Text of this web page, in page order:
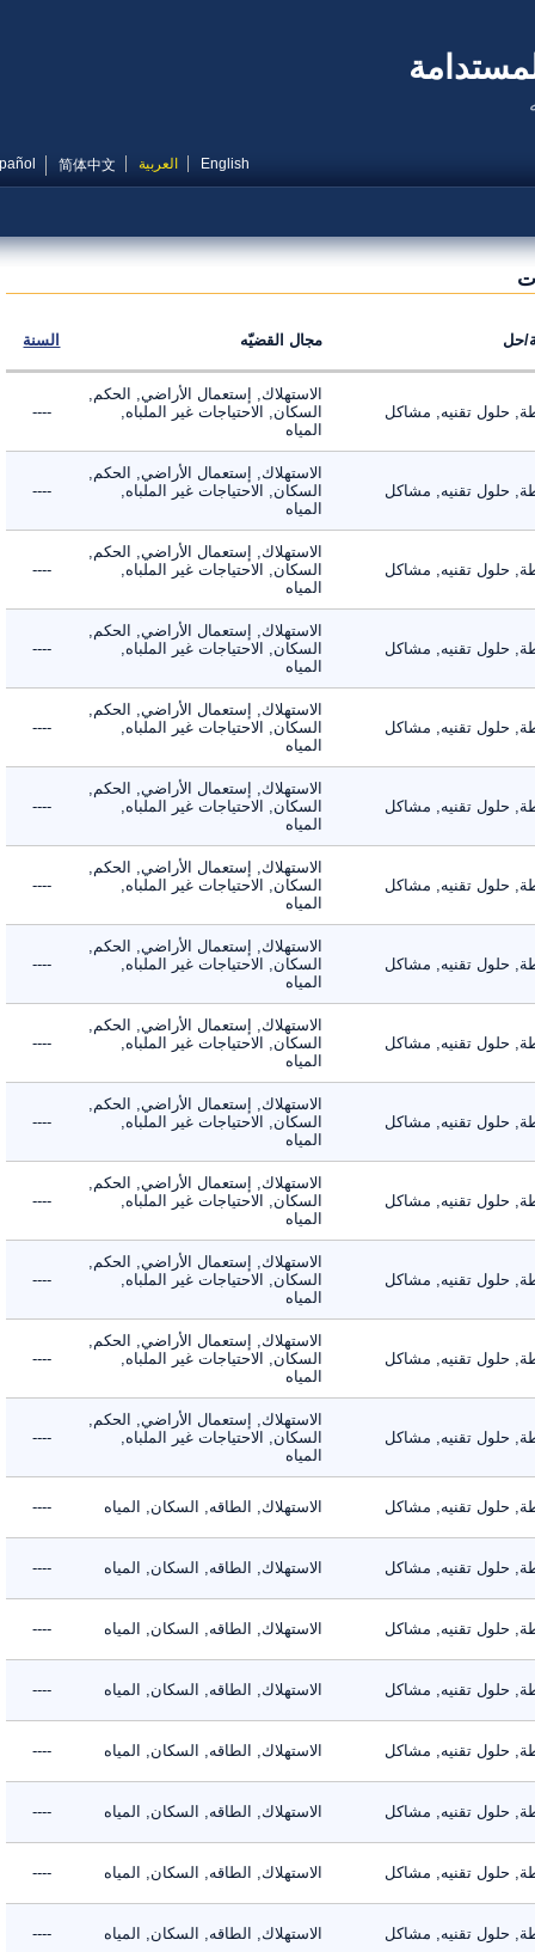
English العربية 简体中文
Español
مجال القضيّه السنة
حلول تقنيه, مشاكل
الاستهلاك, إستعمال الأراضي, الحكم,
السكان, الاحتياجات غير الملباه,
المياه
----
حلول تقنيه, مشاكل
الاستهلاك, إستعمال الأراضي, الحكم,
السكان, الاحتياجات غير الملباه,
المياه
----
حلول تقنيه, مشاكل
الاستهلاك, إستعمال الأراضي, الحكم,
السكان, الاحتياجات غير الملباه,
المياه
----
حلول تقنيه, مشاكل
الاستهلاك, إستعمال الأراضي, الحكم,
السكان, الاحتياجات غير الملباه,
المياه
----
حلول تقنيه, مشاكل
الاستهلاك, إستعمال الأراضي, الحكم,
السكان, الاحتياجات غير الملباه,
المياه
----
حلول تقنيه, مشاكل
الاستهلاك, إستعمال الأراضي, الحكم,
السكان, الاحتياجات غير الملباه,
المياه
----
حلول تقنيه, مشاكل
الاستهلاك, إستعمال الأراضي, الحكم,
السكان, الاحتياجات غير الملباه,
المياه
----
حلول تقنيه, مشاكل
الاستهلاك, إستعمال الأراضي, الحكم,
السكان, الاحتياجات غير الملباه,
المياه
----
حلول تقنيه, مشاكل
الاستهلاك, إستعمال الأراضي, الحكم,
السكان, الاحتياجات غير الملباه,
المياه
----
حلول تقنيه, مشاكل
الاستهلاك, إستعمال الأراضي, الحكم,
السكان, الاحتياجات غير الملباه,
المياه
----
حلول تقنيه, مشاكل
الاستهلاك, إستعمال الأراضي, الحكم,
السكان, الاحتياجات غير الملباه,
المياه
----
حلول تقنيه, مشاكل
الاستهلاك, إستعمال الأراضي, الحكم,
السكان, الاحتياجات غير الملباه,
المياه
----
حلول تقنيه, مشاكل
الاستهلاك, إستعمال الأراضي, الحكم,
السكان, الاحتياجات غير الملباه,
المياه
----
حلول تقنيه, مشاكل
الاستهلاك, إستعمال الأراضي, الحكم,
السكان, الاحتياجات غير الملباه,
المياه
----
حلول تقنيه, مشاكل الاستهلاك, الطاقه, السكان, المياه ----
حلول تقنيه, مشاكل الاستهلاك, الطاقه, السكان, المياه ----
حلول تقنيه, مشاكل الاستهلاك, الطاقه, السكان, المياه ----
حلول تقنيه, مشاكل الاستهلاك, الطاقه, السكان, المياه ----
حلول تقنيه, مشاكل الاستهلاك, الطاقه, السكان, المياه ----
حلول تقنيه, مشاكل الاستهلاك, الطاقه, السكان, المياه ----
حلول تقنيه, مشاكل الاستهلاك, الطاقه, السكان, المياه ----
حلول تقنيه, مشاكل الاستهلاك, الطاقه, السكان, المياه ----